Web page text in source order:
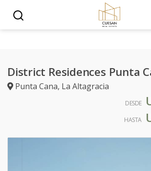
District Residences Punta
Punta Cana, La Altagracia
DESDE
HASTA